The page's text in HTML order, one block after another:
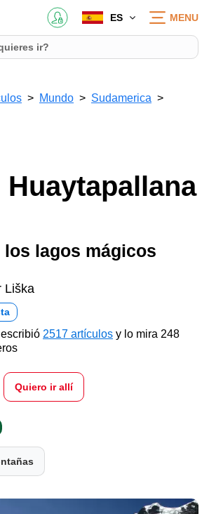
ES MENU
Mundo
Sudamerica
Huaytapallana
los lagos mágicos
Liška
2517 artículos y lo mira 248
Quiero ir allí